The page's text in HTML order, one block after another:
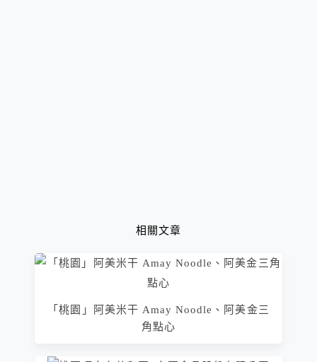
相關文章
「桃園」阿美米干 Amay Noodle、阿美金三
角點心